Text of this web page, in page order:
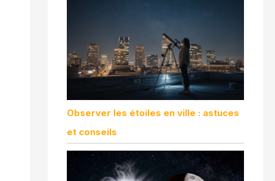
Observer les étoiles en ville : astuces
et conseils